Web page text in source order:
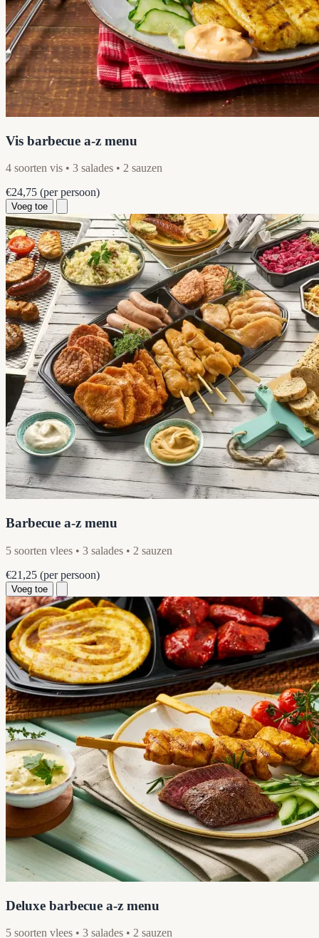
Vis barbecue a-z menu
4 soorten vis • 3 salades • 2 sauzen
€24,75 (per persoon)
Voeg toe
Barbecue a-z menu
5 soorten vlees • 3 salades • 2 sauzen
€21,25 (per persoon)
Voeg toe
Deluxe barbecue a-z menu
5 soorten vlees • 3 salades • 2 sauzen